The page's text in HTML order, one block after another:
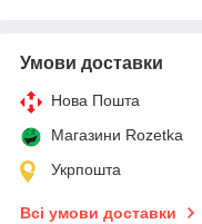
Умови доставки
Нова Пошта
Магазини Rozetka
Укрпошта
Всі умови доставки